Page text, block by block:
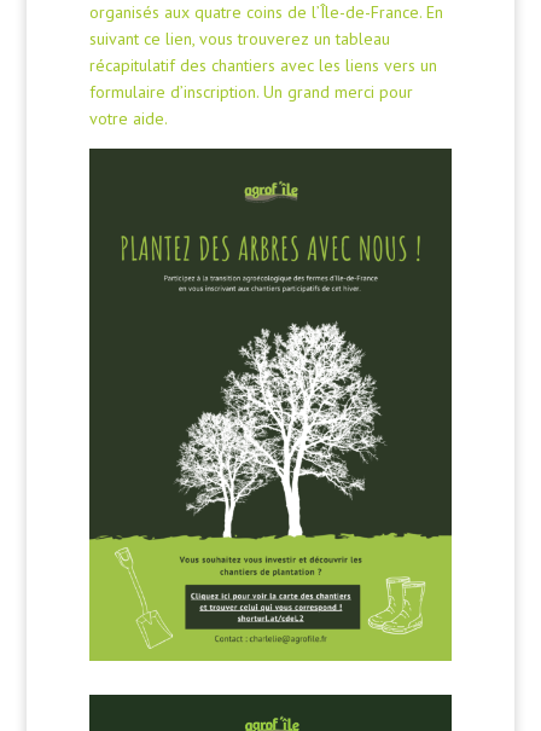
organisés aux quatre coins de l’Île-de-France. En
suivant ce lien, vous trouverez un tableau
récapitulatif des chantiers avec les liens vers un
formulaire d’inscription. Un grand merci pour
votre aide.